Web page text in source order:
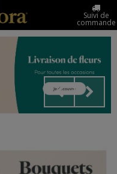
Suivi de
commande